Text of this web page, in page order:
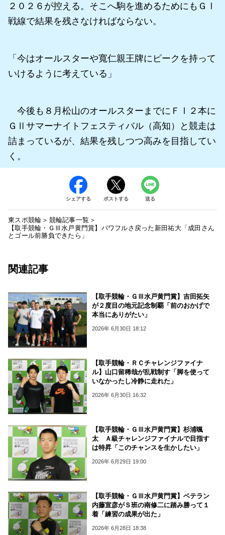
２０２６が控える。そこへ駒を進めるためにもＧⅠ
戦線で結果を残さなければならない。
「今はオールスターや寬仁親王牌にピークを持って
いけるように考えている」
今後も８月松山のオールスターまでにＦⅠ２本に
ＧⅡサマーナイトフェスティバル（高知）と競走は
詰まっているが、結果を残しつつ高みを目指してい
く。
シェアする ポストする 送る
東スポ競輪
競輪記事一覧
【取手競輪・ＧⅢ水戸黄門賞】パワフルさ戻った新田祐大「成田さん
とゴール前勝負できたら」
関連記事
【取手競輪・ＧⅢ水戸黄門賞】吉田拓矢
が２度目の地元記念制覇「前のおかげで
本当にありがたい」
2026年 6月30日 18:12
【取手競輪・ＲＣチャレンジファイナ
ル】山口留稀哉が乱戦制す「脚を使って
いなかったし冷静に走れた」
2026年 6月30日 16:32
【取手競輪・ＧⅢ水戸黄門賞】杉浦颯
太 Ａ級チャレンジファイナルで目指す
は特昇「このチャンスを生かしたい」
2026年 6月29日 19:00
【取手競輪・ＧⅢ水戸黄門賞】ベテラン
内藤宣彦がＳ班の南修二に踏み勝って１
着「練習の成果が出た」
2026年 6月28日 18:38